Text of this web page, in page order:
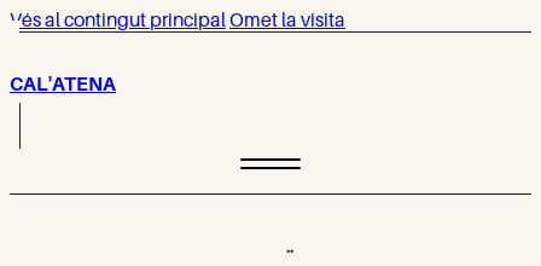
Vés al contingut principalOmet la visita
CAL'ATENA
··